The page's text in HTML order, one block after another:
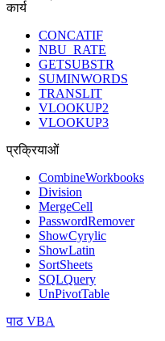
कार्य
CONCATIF
NBU_RATE
GETSUBSTR
SUMINWORDS
TRANSLIT
VLOOKUP2
VLOOKUP3
प्रक्रियाओं
CombineWorkbooks
Division
MergeCell
PasswordRemover
ShowCyrylic
ShowLatin
SortSheets
SQLQuery
UnPivotTable
पाठ VBA